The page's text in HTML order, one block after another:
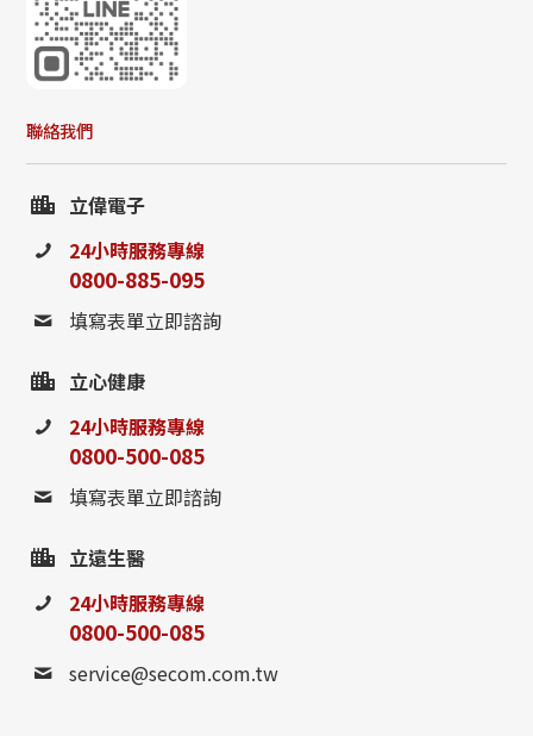
聯絡我們
立偉電子
24小時服務專線
0800-885-095
填寫表單立即諮詢
立心健康
24小時服務專線
0800-500-085
填寫表單立即諮詢
立遠生醫
24小時服務專線
0800-500-085
service@secom.com.tw